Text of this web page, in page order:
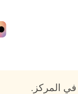
المركز.